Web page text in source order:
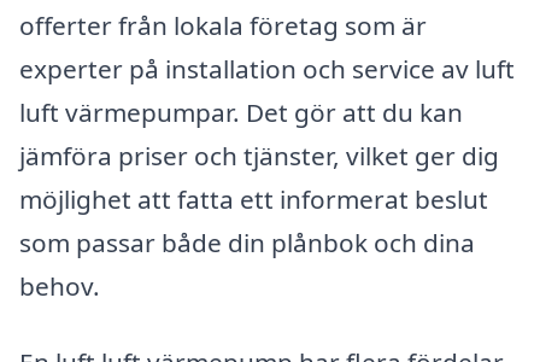
offerter från lokala företag som är
experter på installation och service av luft
luft värmepumpar. Det gör att du kan
jämföra priser och tjänster, vilket ger dig
möjlighet att fatta ett informerat beslut
som passar både din plånbok och dina
behov.